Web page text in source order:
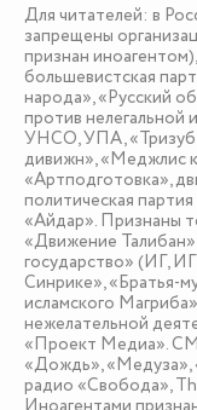
Для читателей: в
запрещены
признан
большевистская
народа», «Русский
против
УНСО, УПА, «Тризуб
дивижн», «Меджлис
«Артподготовка»,
политическая
«Айдар». Признаны
«Движение
государство» (ИГ,
Синрике», «Братья-
исламского
нежелательной
«Проект Медиа».
«Дождь», «Медуза»,
радио «Свобода»,